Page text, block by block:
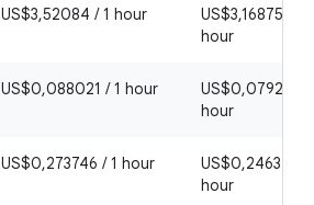
US$3,52084 / 1 hour
US$3,168756 / 1
hour
US$0,088021 / 1 hour
US$0,0792189
hour
US$0,273746 / 1 hour
US$0,2463714
hour